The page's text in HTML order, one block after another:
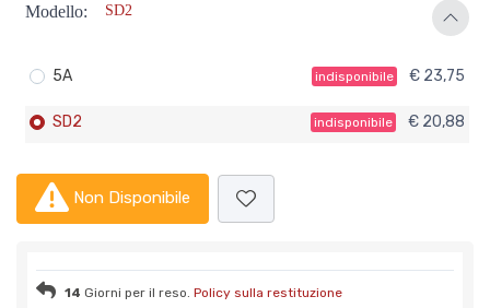
Modello: SD2
5A indisponibile € 23,75
SD2 indisponibile € 20,88
Non Disponibile
14 Giorni per il reso. Policy sulla restituzione